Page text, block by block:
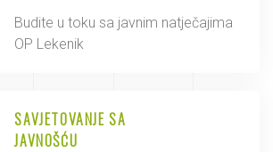
Budite u toku sa javnim natječajima
OP Lekenik
SAVJETOVANJE SA
JAVNOŠĆU